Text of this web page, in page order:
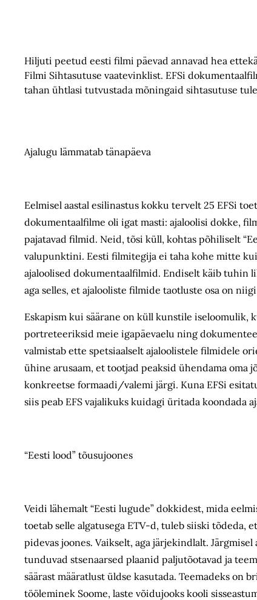
Hiljuti peetud eesti filmi päevad annavad hea
Filmi Sihtasutuse vaatevinklist. EFSi
tahan ühtlasi tutvustada mõningaid sihtasutuse
Ajalugu lämmatab tänapäeva
Eelmisel aastal esilinastus kokku tervelt 25 EFSi
dokumentaalfilme oli igat masti: ajaloolisi dokke,
pajatavad filmid. Neid, tõsi küll, kohtas põhiliselt
valupunktini. Eesti filmitegija ei taha kohe mitte
ajaloolised dokumentaalfilmid. Endiselt käib tuhin
aga selles, et ajalooliste filmide taotluste osa on
Eskapism kui säärane on küll kunstile iseloomulik,
portreteeriksid meie igapäevaelu ning
valmistab ette spetsiaalselt ajaloolistele filmidele
ühine arusaam, et tootjad peaksid ühendama oma
konkreetse formaadi/valemi järgi. Kuna EFSi
siis peab EFS vajalikuks kuidagi üritada koondada
“Eesti lood” tõusujoones
Veidi lähemalt “Eesti lugude” dokkidest, mida
toetab selle algatusega ETV-d, tuleb siiski tõdeda,
pidevas joones. Vaikselt, aga järjekindlalt.
tunduvad stsenaarsed plaanid paljutõotavad ja
säärast määratlust üldse kasutada. Teemadeks on
tööleminek Soome, laste võidujooks kooli